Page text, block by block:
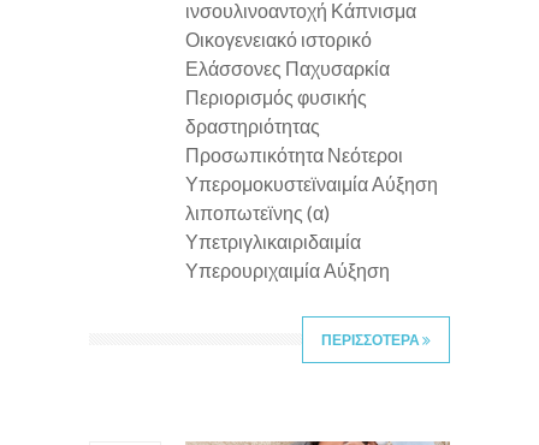
ινσουλινοαντοχή Κάπνισμα
Οικογενειακό ιστορικό
Ελάσσονες Παχυσαρκία
Περιορισμός φυσικής
δραστηριότητας
Προσωπικότητα Νεότεροι
Υπερομοκυστεϊναιμία Αύξηση
λιποπωτεϊνης (α)
Υπετριγλικαιριδαιμία
Υπερουριχαιμία Αύξηση
ΠΕΡΙΣΣΟΤΕΡΑ